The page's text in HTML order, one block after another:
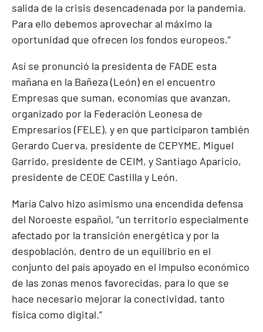
salida de la crisis desencadenada por la pandemia.
Para ello debemos aprovechar al máximo la
oportunidad que ofrecen los fondos europeos.”
Así se pronunció la presidenta de FADE esta
mañana en la Bañeza (León) en el encuentro
Empresas que suman, economías que avanzan,
organizado por la Federación Leonesa de
Empresarios (FELE), y en que participaron también
Gerardo Cuerva, presidente de CEPYME, Miguel
Garrido, presidente de CEIM, y Santiago Aparicio,
presidente de CEOE Castilla y León.
María Calvo hizo asimismo una encendida defensa
del Noroeste español, “un territorio especialmente
afectado por la transición energética y por la
despoblación, dentro de un equilibrio en el
conjunto del país apoyado en el impulso económico
de las zonas menos favorecidas, para lo que se
hace necesario mejorar la conectividad, tanto
física como digital.”